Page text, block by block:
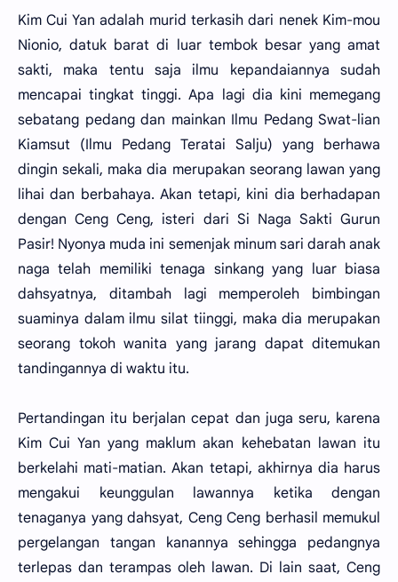
Kim Cui Yan adalah murid terkasih dari nenek Kim-mou
Nionio, datuk barat di luar tembok besar yang amat
sakti, maka tentu saja ilmu kepandaiannya sudah
mencapai tingkat tinggi. Apa lagi dia kini memegang
sebatang pedang dan mainkan Ilmu Pedang Swat-lian
Kiamsut (Ilmu Pedang Teratai Salju) yang berhawa
dingin sekali, maka dia merupakan seorang lawan yang
lihai dan berbahaya. Akan tetapi, kini dia berhadapan
dengan Ceng Ceng, isteri dari Si Naga Sakti Gurun
Pasir! Nyonya muda ini semenjak minum sari darah anak
naga telah memiliki tenaga sinkang yang luar biasa
dahsyatnya, ditambah lagi memperoleh bimbingan
suaminya dalam ilmu silat tiinggi, maka dia merupakan
seorang tokoh wanita yang jarang dapat ditemukan
tandingannya di waktu itu.
Pertandingan itu berjalan cepat dan juga seru, karena
Kim Cui Yan yang maklum akan kehebatan lawan itu
berkelahi mati-matian. Akan tetapi, akhirnya dia harus
mengakui keunggulan lawannya ketika dengan
tenaganya yang dahsyat, Ceng Ceng berhasil memukul
pergelangan tangan kanannya sehingga pedangnya
terlepas dan terampas oleh lawan. Di lain saat, Ceng